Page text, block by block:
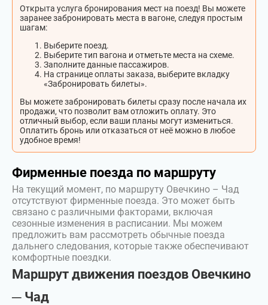
Открыта услуга бронирования мест на поезд! Вы можете
заранее забронировать места в вагоне, следуя простым
шагам:
Выберите поезд.
Выберите тип вагона и отметьте места на схеме.
Заполните данные пассажиров.
На странице оплаты заказа, выберите вкладку
«Забронировать билеты».
Вы можете забронировать билеты сразу после начала их
продажи, что позволит вам отложить оплату. Это
отличный выбор, если ваши планы могут измениться.
Оплатить бронь или отказаться от неё можно в любое
удобное время!
Фирменные поезда по маршруту
На текущий момент, по маршруту Овечкино – Чад
отсутствуют фирменные поезда. Это может быть
связано с различными факторами, включая
сезонные изменения в расписании. Мы можем
предложить вам рассмотреть обычные поезда
дальнего следования, которые также обеспечивают
комфортные поездки.
Маршрут движения поездов Овечкино
─ Чад